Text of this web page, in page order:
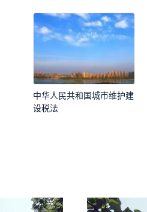
中华人民共和国城市维护建
设税法